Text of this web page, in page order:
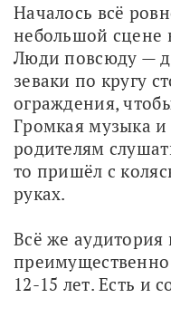
Началось всё
небольшой сцене
Люди повсюду —
зеваки по кругу
ограждения,
Громкая музыка
родителям
то пришёл с
руках.
Всё же аудитория
преимущественно
12-15 лет. Есть и